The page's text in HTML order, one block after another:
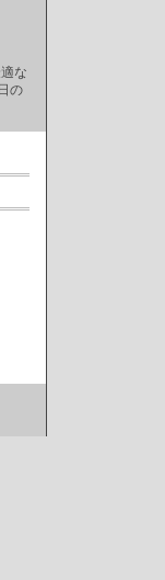
な
の